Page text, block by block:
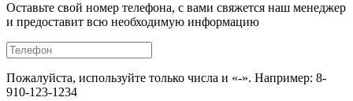
Оставьте свой номер телефона, с вами свяжется наш менеджер
и предоставит всю необходимую информацию
Пожалуйста, используйте только числа и «-». Например: 8-
910-123-1234